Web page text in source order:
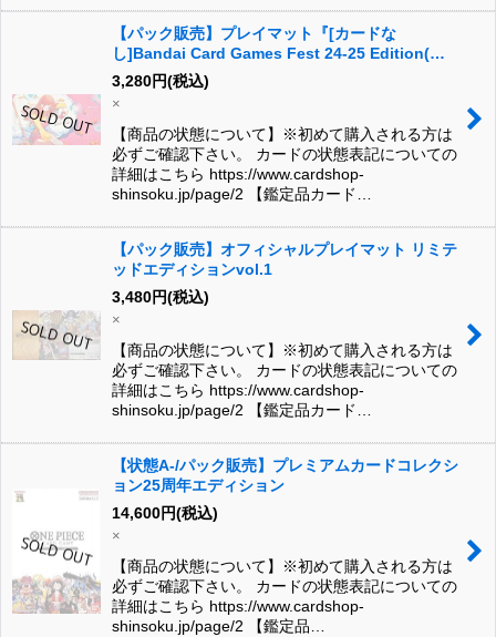
【パック販売】プレイマット『[カードな
し]Bandai Card Games Fest 24-25 Edition(ナ
ミ&ゼウス)』
3,280円(税込)
×
【商品の状態について】※初めて購入される方は
必ずご確認下さい。 カードの状態表記についての
詳細はこちら https://www.cardshop-
shinsoku.jp/page/2 【鑑定品カード…
【パック販売】オフィシャルプレイマット リミテ
ッドエディションvol.1
3,480円(税込)
×
【商品の状態について】※初めて購入される方は
必ずご確認下さい。 カードの状態表記についての
詳細はこちら https://www.cardshop-
shinsoku.jp/page/2 【鑑定品カード…
【状態A-/パック販売】プレミアムカードコレクシ
ョン25周年エディション
14,600円(税込)
×
【商品の状態について】※初めて購入される方は
必ずご確認下さい。 カードの状態表記についての
詳細はこちら https://www.cardshop-
shinsoku.jp/page/2 【鑑定品…